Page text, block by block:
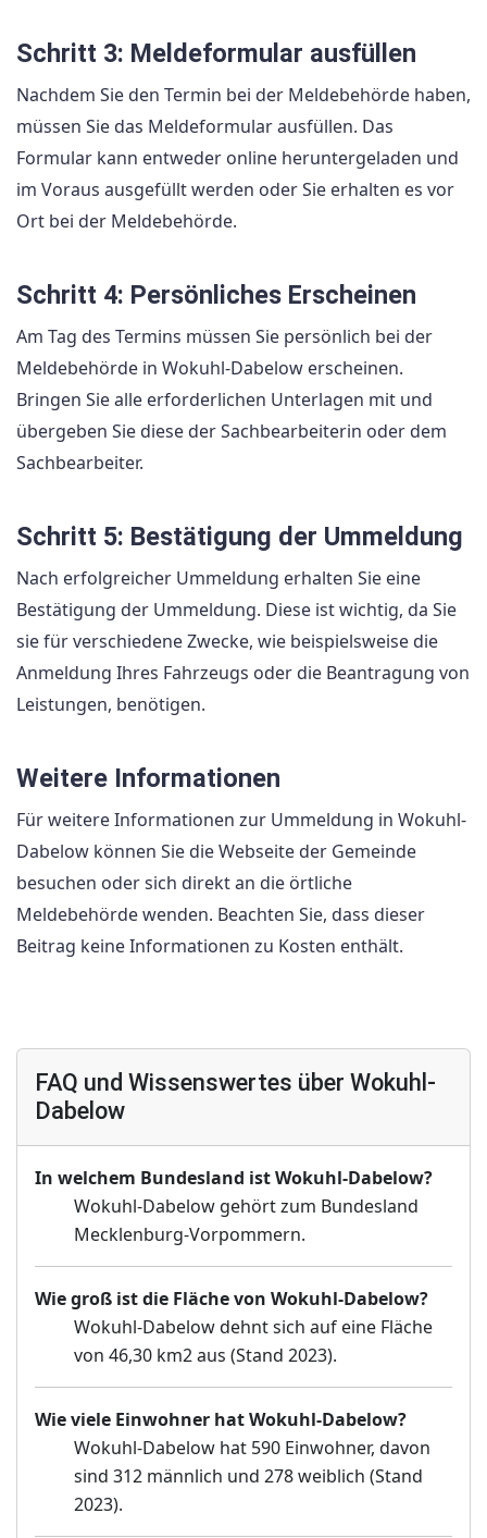
Schritt 3: Meldeformular ausfüllen
Nachdem Sie den Termin bei der Meldebehörde haben,
müssen Sie das Meldeformular ausfüllen. Das
Formular kann entweder online heruntergeladen und
im Voraus ausgefüllt werden oder Sie erhalten es vor
Ort bei der Meldebehörde.
Schritt 4: Persönliches Erscheinen
Am Tag des Termins müssen Sie persönlich bei der
Meldebehörde in Wokuhl-Dabelow erscheinen.
Bringen Sie alle erforderlichen Unterlagen mit und
übergeben Sie diese der Sachbearbeiterin oder dem
Sachbearbeiter.
Schritt 5: Bestätigung der Ummeldung
Nach erfolgreicher Ummeldung erhalten Sie eine
Bestätigung der Ummeldung. Diese ist wichtig, da Sie
sie für verschiedene Zwecke, wie beispielsweise die
Anmeldung Ihres Fahrzeugs oder die Beantragung von
Leistungen, benötigen.
Weitere Informationen
Für weitere Informationen zur Ummeldung in Wokuhl-
Dabelow können Sie die Webseite der Gemeinde
besuchen oder sich direkt an die örtliche
Meldebehörde wenden. Beachten Sie, dass dieser
Beitrag keine Informationen zu Kosten enthält.
FAQ und Wissenswertes über Wokuhl-
Dabelow
In welchem Bundesland ist Wokuhl-Dabelow?
Wokuhl-Dabelow gehört zum Bundesland
Mecklenburg-Vorpommern.
Wie groß ist die Fläche von Wokuhl-Dabelow?
Wokuhl-Dabelow dehnt sich auf eine Fläche
von 46,30 km2 aus (Stand 2023).
Wie viele Einwohner hat Wokuhl-Dabelow?
Wokuhl-Dabelow hat 590 Einwohner, davon
sind 312 männlich und 278 weiblich (Stand
2023).